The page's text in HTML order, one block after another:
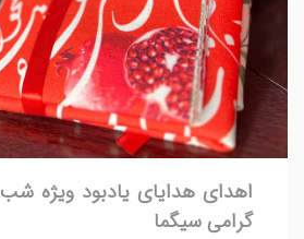
اهدای هدایای یادبود ویژه شب
گرامی سیگما